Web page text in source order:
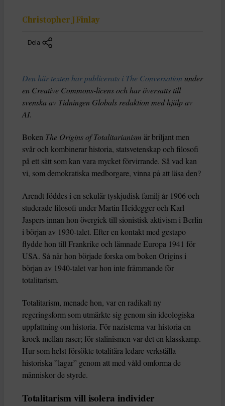
Christopher J Finlay
Dela
Den här texten har publicerats i The Conversation under
en Creative Commons-licens och har översatts till
svenska av Tidningen Globals redaktion med hjälp av
AI.
Boken The Origins of Totalitarianism är briljant men
svår och kombinerar historia, statsvetenskap och filosofi
på ett sätt som kan vara mycket förvirrande. Så vad kan
vi, som demokratiska medborgare, vinna på att läsa den?
Arendt föddes i en sekulär tyskjudisk familj år 1906 och
studerade filosofi under Martin Heidegger och Karl
Jaspers innan hon övergick till sionistisk aktivism i Berlin
i början av 1930-talet. Efter en kontakt med gestapo
flydde hon till Frankrike och lämnade Europa 1941 för
USA. Så när hon började forska om boken Origins i
början av 1940-talet var hon inte främmande för
totalitarism.
Totalitarism, menade hon, var en radikalt ny
regeringsform som utmärkte sig genom sin ideologiska
uppfattning om historia. För nazisterna var historia en
krock mellan raser; för stalinismen var det en klasskamp.
Hur som helst försökte totalitära ledare verkställa
historiska ”lagar” genom att med våld omforma de
människor de styrde.
Totalitarism vill isolera individer